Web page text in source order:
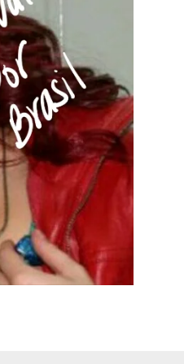
Chismes,
Escandalos,Morbo,